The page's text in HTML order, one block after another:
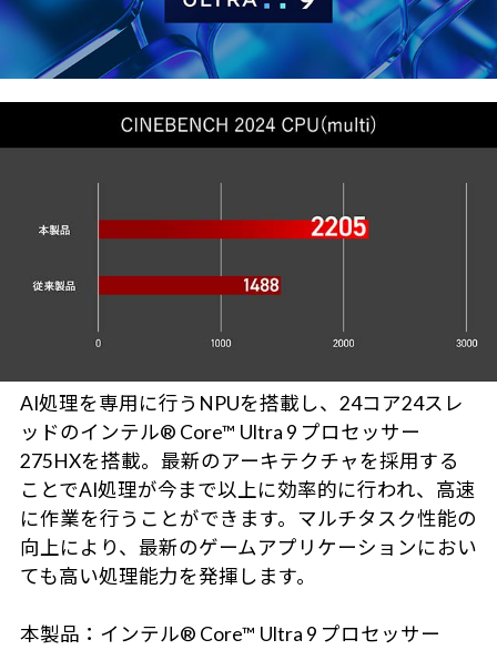
AI処理を専用に行うNPUを搭載し、24コア24スレ
ッドのインテル® Core™ Ultra 9 プロセッサー
275HXを搭載。最新のアーキテクチャを採用する
ことでAI処理が今まで以上に効率的に行われ、高速
に作業を行うことができます。マルチタスク性能の
向上により、最新のゲームアプリケーションにおい
ても高い処理能力を発揮します。
本製品：インテル® Core™ Ultra 9 プロセッサー